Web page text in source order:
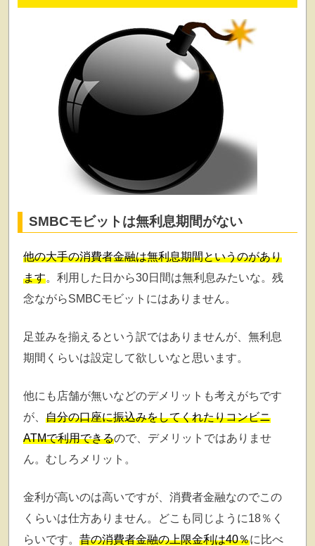
SMBCモビットは無利息期間がない
他の大手の消費者金融は無利息期間というのがあり
ます。利用した日から30日間は無利息みたいな。残
念ながらSMBCモビットにはありません。
足並みを揃えるという訳ではありませんが、無利息
期間くらいは設定して欲しいなと思います。
他にも店舗が無いなどのデメリットも考えがちです
が、 自分の口座に振込みをしてくれたりコンビニ
ATMで利用できるので、デメリットではありませ
ん。むしろメリット。
金利が高いのは高いですが、消費者金融なのでこの
くらいは仕方ありません。どこも同じように18％く
らいです。 昔の消費者金融の上限金利は40％に比べ